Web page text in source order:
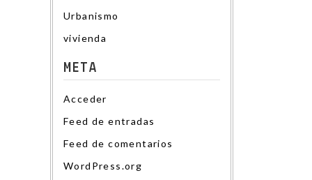
Urbanismo
vivienda
META
Acceder
Feed de entradas
Feed de comentarios
WordPress.org